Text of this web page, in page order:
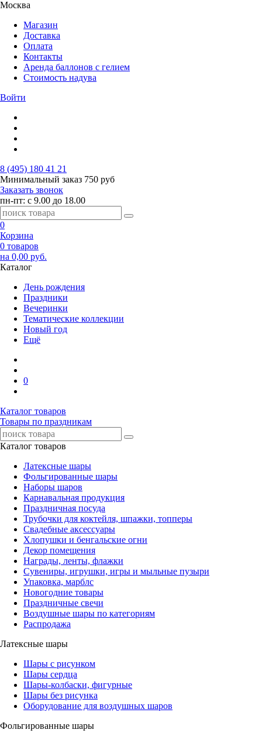
Москва
Магазин
Доставка
Оплата
Контакты
Аренда баллонов с гелием
Стоимость надува
Войти
8 (495) 180 41 21
Минимальный заказ 750 руб
Заказать звонок
пн-пт: с 9.00 до 18.00
0
Корзина
0 товаров
на 0,00 руб.
Каталог
День рождения
Праздники
Вечеринки
Тематические коллекции
Новый год
Ещё
0
Каталог товаров
Товары по праздникам
Каталог товаров
Латексные шары
Фольгированные шары
Наборы шаров
Карнавальная продукция
Праздничная посуда
Трубочки для коктейля, шпажки, топперы
Свадебные аксессуары
Хлопушки и бенгальские огни
Декор помещения
Награды, ленты, флажки
Сувениры, игрушки, игры и мыльные пузыри
Упаковка, марблс
Новогодние товары
Праздничные свечи
Воздушные шары по категориям
Распродажа
Латексные шары
Шары с рисунком
Шары сердца
Шары-колбаски, фигурные
Шары без рисунка
Оборудование для воздушных шаров
Фольгированные шары